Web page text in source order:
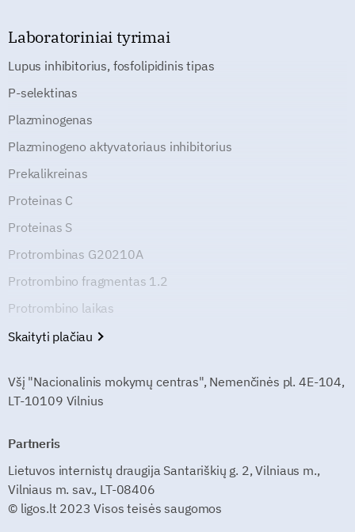
Laboratoriniai tyrimai
Lupus inhibitorius, fosfolipidinis tipas
P-selektinas
Plazminogenas
Plazminogeno aktyvatoriaus inhibitorius
Prekalikreinas
Proteinas C
Proteinas S
Protrombinas G20210A
Protrombino fragmentas 1.2
Protrombino laikas
Skaityti plačiau
Všį "Nacionalinis mokymų centras", Nemenčinės pl. 4E-104,
LT-10109 Vilnius
Partneris
Lietuvos internistų draugija Santariškių g. 2, Vilniaus m.,
Vilniaus m. sav., LT-08406
© ligos.lt 2023 Visos teisės saugomos